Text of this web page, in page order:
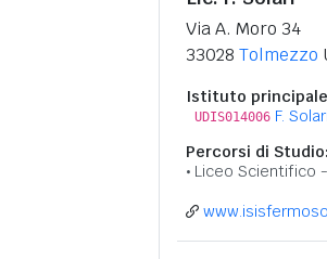
Via A. Moro 34
33028 Tolmezzo
Istituto
UDIS014006 F. Solari
Percorsi di Studio:
Liceo Scientifico